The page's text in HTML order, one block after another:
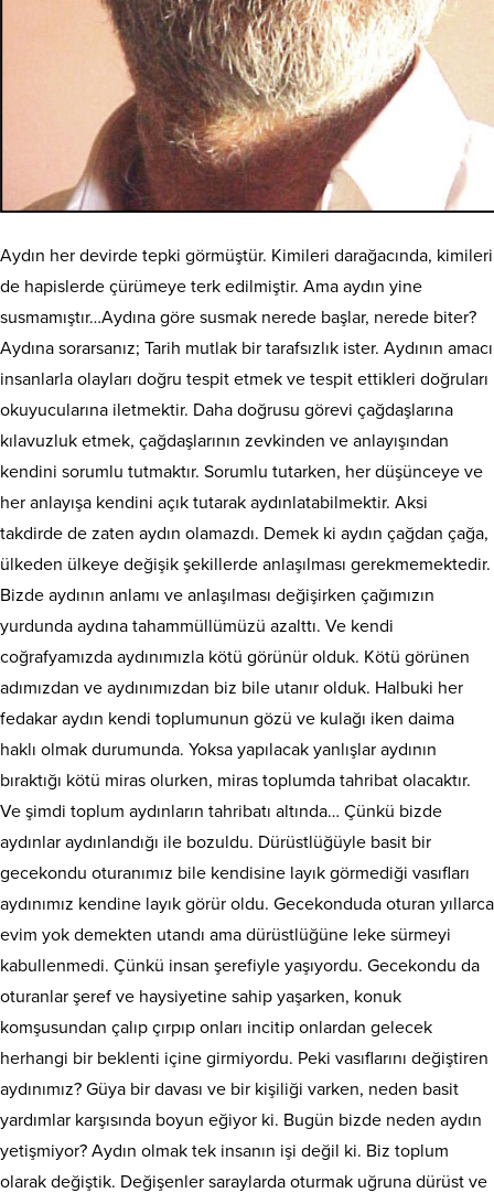
Aydın her devirde tepki görmüştür. Kimileri darağacında, kimileri
de hapislerde çürümeye terk edilmiştir. Ama aydın yine
susmamıştır…Aydına göre susmak nerede başlar, nerede biter?
Aydına sorarsanız; Tarih mutlak bir tarafsızlık ister. Aydının amacı
insanlarla olayları doğru tespit etmek ve tespit ettikleri doğruları
okuyucularına iletmektir. Daha doğrusu görevi çağdaşlarına
kılavuzluk etmek, çağdaşlarının zevkinden ve anlayışından
kendini sorumlu tutmaktır. Sorumlu tutarken, her düşünceye ve
her anlayışa kendini açık tutarak aydınlatabilmektir. Aksi
takdirde de zaten aydın olamazdı. Demek ki aydın çağdan çağa,
ülkeden ülkeye değişik şekillerde anlaşılması gerekmemektedir.
Bizde aydının anlamı ve anlaşılması değişirken çağımızın
yurdunda aydına tahammüllümüzü azalttı. Ve kendi
coğrafyamızda aydınımızla kötü görünür olduk. Kötü görünen
adımızdan ve aydınımızdan biz bile utanır olduk. Halbuki her
fedakar aydın kendi toplumunun gözü ve kulağı iken daima
haklı olmak durumunda. Yoksa yapılacak yanlışlar aydının
bıraktığı kötü miras olurken, miras toplumda tahribat olacaktır.
Ve şimdi toplum aydınların tahribatı altında… Çünkü bizde
aydınlar aydınlandığı ile bozuldu. Dürüstlüğüyle basit bir
gecekondu oturanımız bile kendisine layık görmediği vasıfları
aydınımız kendine layık görür oldu. Gecekonduda oturan yıllarca
evim yok demekten utandı ama dürüstlüğüne leke sürmeyi
kabullenmedi. Çünkü insan şerefiyle yaşıyordu. Gecekondu da
oturanlar şeref ve haysiyetine sahip yaşarken, konuk
komşusundan çalıp çırpıp onları incitip onlardan gelecek
herhangi bir beklenti içine girmiyordu. Peki vasıflarını değiştiren
aydınımız? Güya bir davası ve bir kişiliği varken, neden basit
yardımlar karşısında boyun eğiyor ki. Bugün bizde neden aydın
yetişmiyor? Aydın olmak tek insanın işi değil ki. Biz toplum
olarak değiştik. Değişenler saraylarda oturmak uğruna dürüst ve